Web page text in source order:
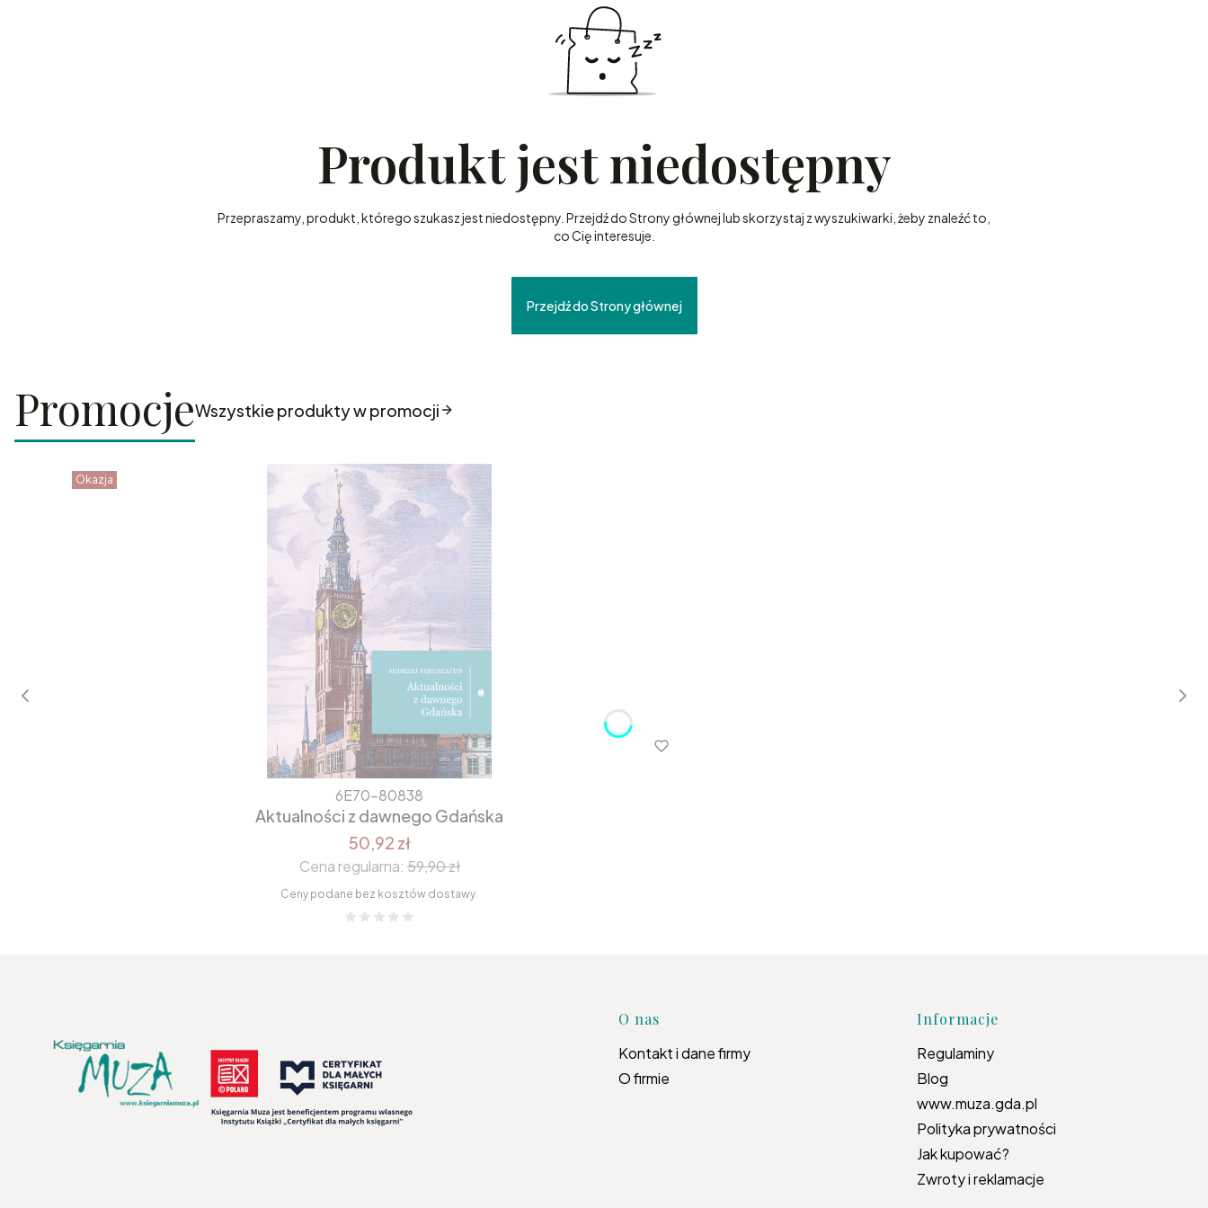
Produkt jest niedostępny
Przepraszamy, produkt, którego szukasz jest niedostępny. Przejdź do Strony głównej lub skorzystaj z wyszukiwarki, żeby znaleźć to,
co Cię interesuje.
Przejdź do Strony głównej
PromocjeWszystkie produkty w promocji
Okazja
6E70-80838
Aktualności z dawnego Gdańska
50,92 zł
Cena regularna: 59,90 zł
Ceny podane bez kosztów dostawy.
Linki w stopce
O nas
Kontakt i dane firmy
O firmie
Informacje
Regulaminy
Blog
www.muza.gda.pl
Polityka prywatności
Jak kupować?
Zwroty i reklamacje